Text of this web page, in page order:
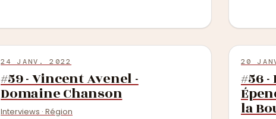
24 JANV. 2022
#59 - Vincent Avenel -
Domaine Chanson
Interviews · Région
20
#56
la